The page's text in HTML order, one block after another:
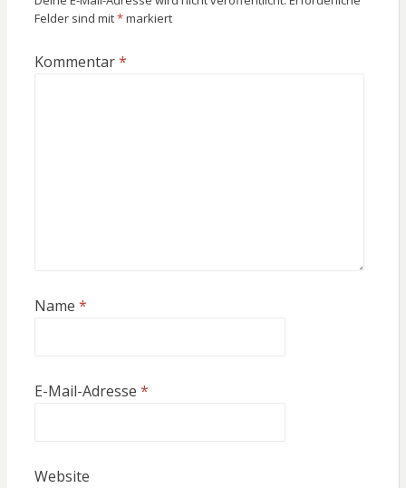
Felder sind mit*markiert
Kommentar*
Name *
E-Mail-Adresse *
Website